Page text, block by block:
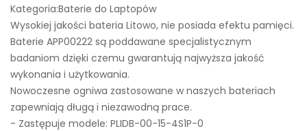
Kategoria:Baterie do Laptopów
Wysokiej jakości bateria Litowo, nie posiada efektu pamięci.
Baterie APP00222 są poddawane specjalistycznym
badaniom dzięki czemu gwarantują najwyższa jakość
wykonania i użytkowania.
Nowoczesne ogniwa zastosowane w naszych bateriach
zapewniają długą i niezawodną prace.
- Zastępuje modele: PLIDB-00-15-4S1P-0